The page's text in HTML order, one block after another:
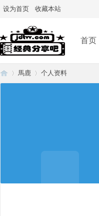
设为首页 收藏本站
首页
馬鹿 个人资料